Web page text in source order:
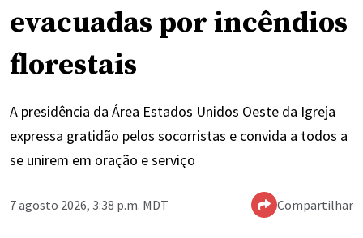
evacuadas por incêndios
florestais
A presidência da Área Estados Unidos Oeste da Igreja
expressa gratidão pelos socorristas e convida a todos a
se unirem em oração e serviço
7 agosto 2026, 3:38 p.m. MDT Compartilhar